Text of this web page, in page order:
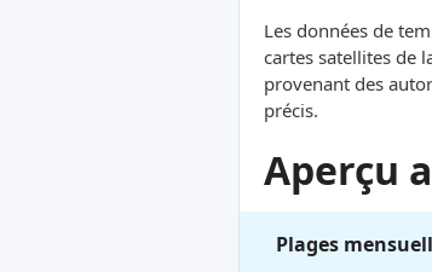
Les données de
cartes satellites de
provenant des
précis.
Aperçu
Plages